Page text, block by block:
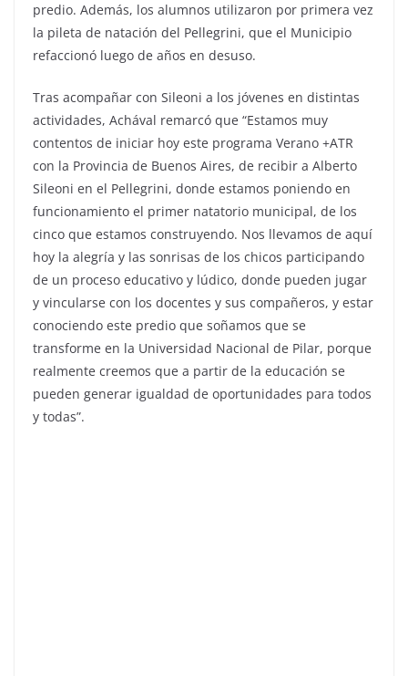
predio. Además, los alumnos utilizaron por primera vez
la pileta de natación del Pellegrini, que el Municipio
refaccionó luego de años en desuso.
Tras acompañar con Sileoni a los jóvenes en distintas
actividades, Achával remarcó que “Estamos muy
contentos de iniciar hoy este programa Verano +ATR
con la Provincia de Buenos Aires, de recibir a Alberto
Sileoni en el Pellegrini, donde estamos poniendo en
funcionamiento el primer natatorio municipal, de los
cinco que estamos construyendo. Nos llevamos de aquí
hoy la alegría y las sonrisas de los chicos participando
de un proceso educativo y lúdico, donde pueden jugar
y vincularse con los docentes y sus compañeros, y estar
conociendo este predio que soñamos que se
transforme en la Universidad Nacional de Pilar, porque
realmente creemos que a partir de la educación se
pueden generar igualdad de oportunidades para todos
y todas”.